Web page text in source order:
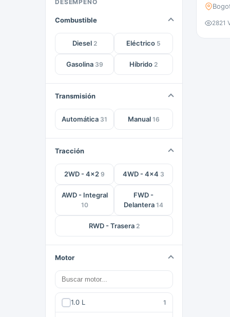
Onix Premier 1
Otro modelo Golden Dragon 1
Pickup Force 1
Porter
Range Rover Evoque
Ranger F-100 1
SQ5 Sportback
Sentra B13 1
Soul
Stonic Desire
Territory Titanium 1
Tiggo 1
DESEMPEÑO
Combustible
Diesel 2 Eléctrico 5
Gasolina 39 Híbrido 2
Transmisión
Automática 31 Manual 16
Tracción
2WD - 4x2 9 4WD - 4x4 3
AWD - Integral
10
FWD -
Delantera 14
RWD - Trasera 2
Motor
1.0 L 1
2821